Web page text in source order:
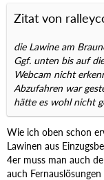
Zitat von
die Lawine am
Ggf. unten bis auf
Webcam nicht
Abzufahren war
hätte es wohl nicht
Wie ich oben schon
Lawinen aus
4er muss man auch
auch